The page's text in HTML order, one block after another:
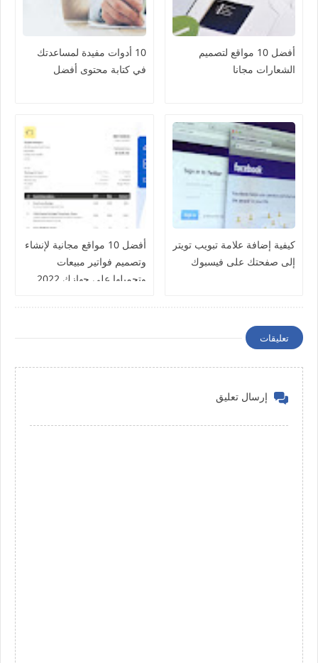
أفضل 10 مواقع لتصميم
الشعارات مجانا
10 أدوات مفيدة لمساعدتك
في كتابة محتوى أفضل
كيفية إضافة علامة تبويب تويتر
إلى صفحتك على فيسبوك
أفضل 10 مواقع مجانية لإنشاء
وتصميم فواتير مبيعات
وتحميلها على جهازك 2022
تعليقات
إرسال تعليق